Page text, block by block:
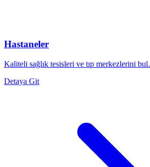
Hastaneler
Kaliteli sağlık tesisleri ve tıp merkezlerini bul.
Detaya Git